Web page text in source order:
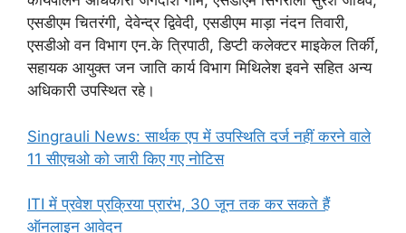
एसडीएम चितरंगी, देवेन्द्र द्विवेदी, एसडीएम माड़ा नंदन तिवारी,
एसडीओ वन विभाग एन.के त्रिपाठी, डिप्टी कलेक्टर माइकेल तिर्की,
सहायक आयुक्त जन जाति कार्य विभाग मिथिलेश इवने सहित अन्य
अधिकारी उपस्थित रहे।
Singrauli News: सार्थक एप में उपस्थिति दर्ज नहीं करने वाले
11 सीएचओ को जारी किए गए नोटिस
ITI में प्रवेश प्रक्रिया प्रारंभ, 30 जून तक कर सकते हैं
ऑनलाइन आवेदन